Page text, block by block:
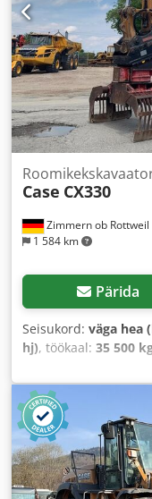
Zimmern ob Rottweil
1 584 km
Case CX330
Pärida
Seisukord: väga hea
hj), töökaal: 35 500
,
kliimaseade,